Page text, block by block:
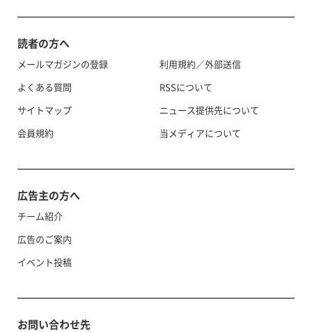
読者の方へ
メールマガジンの登録
よくある質問
サイトマップ
会員規約
利用規約／外部送信
RSSについて
ニュース提供先について
当メディアについて
広告主の方へ
チーム紹介
広告のご案内
イベント投稿
お問い合わせ先